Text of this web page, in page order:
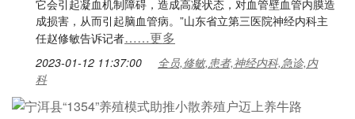
它会引起凝血机制障碍，造成高凝状态，对血管壁血管内膜造
成损害，从而引起脑血管病。”山东省立第三医院神经内科主
任赵修敏告诉记者……更多
2023-01-12 11:37:00
全员,修敏,患者,神经内科,急诊,内
科